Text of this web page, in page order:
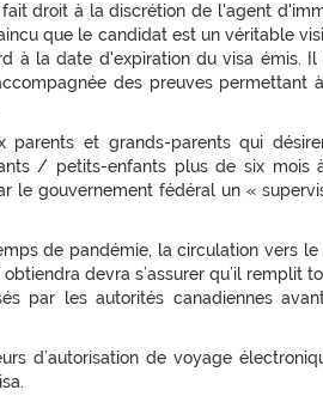
droit à la discrétion de l'agent
que le candidat est un véritable
à la date d'expiration du visa émis. Il
des preuves permettant
parents et grands-parents qui
/ petits-enfants plus de six mois
le gouvernement fédéral un «
de pandémie, la circulation vers le
devra s’assurer qu’il remplit
par les autorités canadiennes
d’autorisation de voyage